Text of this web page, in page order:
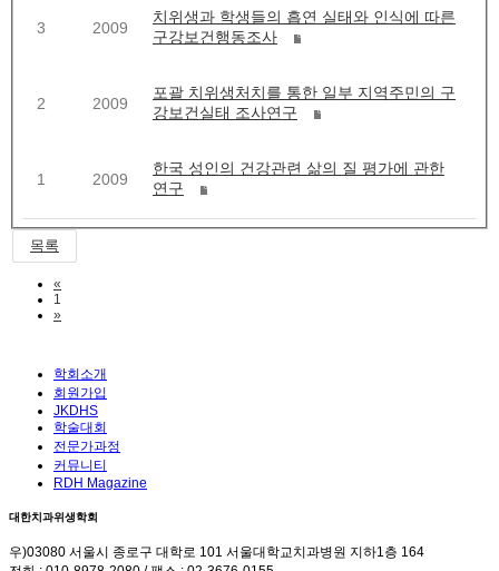
3 2009
치위생과 학생들의 흡연 실태와 인식에 따른
구강보건행동조사
2 2009
포괄 치위생처치를 통한 일부 지역주민의 구
강보건실태 조사연구
1 2009
한국 성인의 건강관련 삶의 질 평가에 관한
연구
목록
«
1
»Next
학회소개
회원가입
JKDHS
학술대회
전문가과정
커뮤니티
RDH Magazine
대한치과위생학회
우)03080 서울시 종로구 대학로 101 서울대학교치과병원 지하1층 164